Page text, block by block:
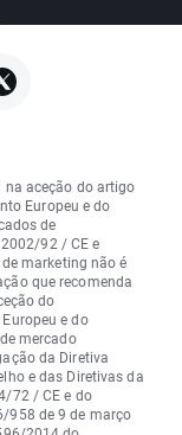
aceção do artigo
Europeu e do
de
92 / CE e
marketing não é
que recomenda
do
e do
mercado
da Diretiva
e das Diretivas da
72 / CE e do
958 de 9 de março